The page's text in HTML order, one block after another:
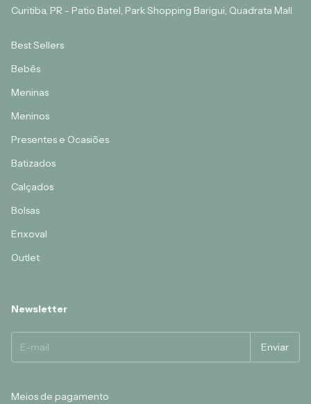
Curitiba, PR - Patio Batel, Park Shopping Barigui, Quadrata Mall
Best Sellers
Bebês
Meninas
Meninos
Presentes e Ocasiões
Batizados
Calçados
Bolsas
Enxoval
Outlet
Newsletter
Meios de pagamento